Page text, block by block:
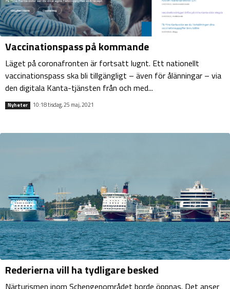
Vaccinationspass på kommande
Läget på coronafronten är fortsatt lugnt. Ett nationellt
vaccinationspass ska bli tillgängligt – även för ålänningar – via
den digitala Kanta-tjänsten från och med...
Nyheter 10:18 tisdag, 25 maj, 2021
Rederierna vill ha tydligare besked
Närturismen inom Schengenområdet borde öppnas. Det anser